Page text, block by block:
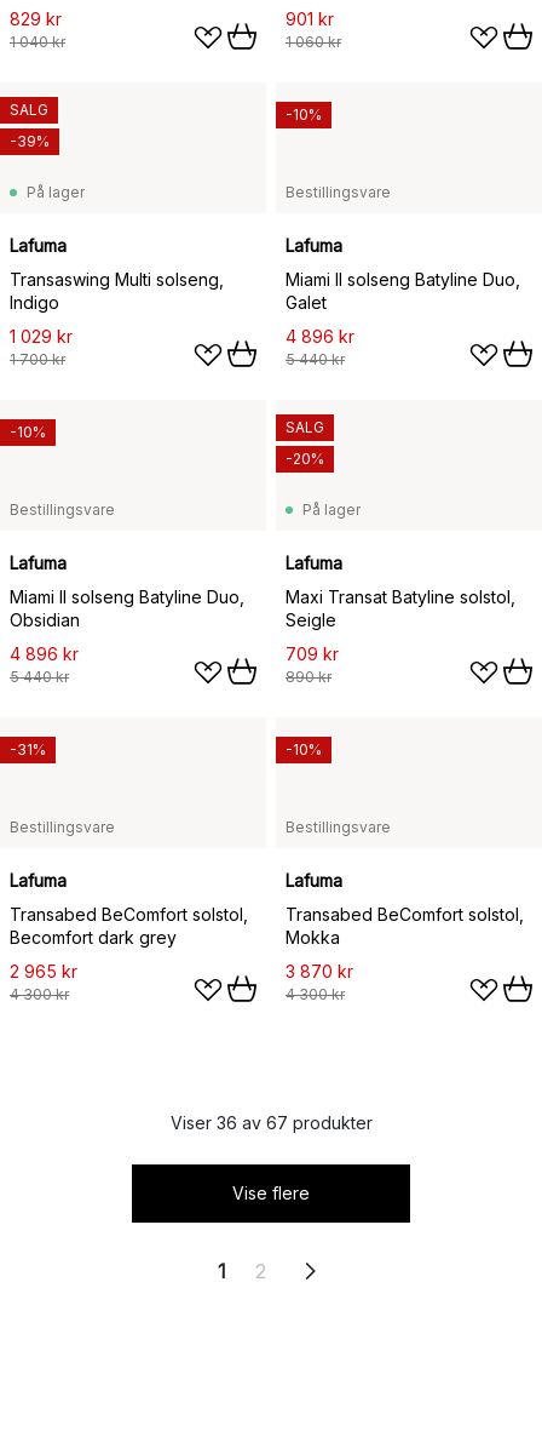
829 kr
1 040 kr
901 kr
1 060 kr
På lager
Lafuma
Transaswing Multi solseng,
Indigo
1 029 kr
1 700 kr
SALG
-39%
Bestillingsvare
Lafuma
Miami II solseng Batyline Duo,
Galet
4 896 kr
5 440 kr
-10%
Bestillingsvare
Lafuma
Miami II solseng Batyline Duo,
Obsidian
4 896 kr
5 440 kr
-10%
På lager
Lafuma
Maxi Transat Batyline solstol,
Seigle
709 kr
890 kr
SALG
-20%
Bestillingsvare
Lafuma
Transabed BeComfort solstol,
Becomfort dark grey
2 965 kr
4 300 kr
-31%
Bestillingsvare
Lafuma
Transabed BeComfort solstol,
Mokka
3 870 kr
4 300 kr
-10%
Viser 36 av 67 produkter
Vise flere
1 2